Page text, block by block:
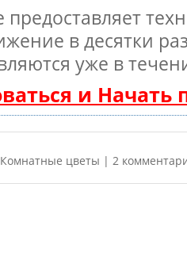
в десятки
уже в
и
Комнатные цветы | 2